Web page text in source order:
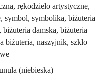
(niebieska)